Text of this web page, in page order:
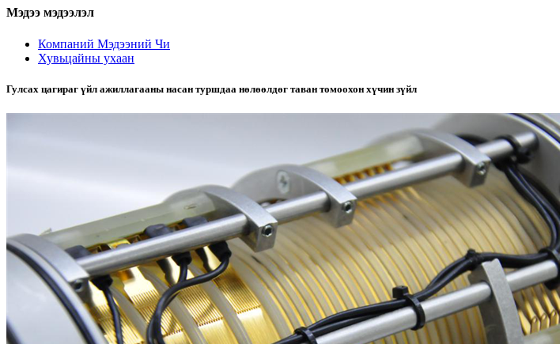
Мэдээ мэдээлэл
Компаний Мэдээний Чи
Хувьцайны ухаан
Гулсах цагираг үйл ажиллагааны насан туршдаа нөлөөлдөг таван томоохон хүчин зүйл